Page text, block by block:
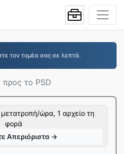
τον τομέα σας σε λεπτά.
προς το PSD
μετατροπή/ώρα, 1 αρχείο τη
φορά
Απεριόριστα →